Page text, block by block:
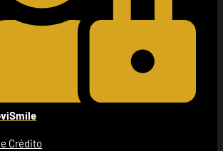
Crédito